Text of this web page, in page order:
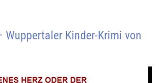
Kinder-Krimi von